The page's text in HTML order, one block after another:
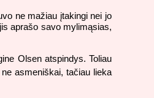
ne mažiau įtakingi nei jo
aprašo savo mylimąsias,
Olsen atspindys. Toliau
asmeniškai, tačiau lieka